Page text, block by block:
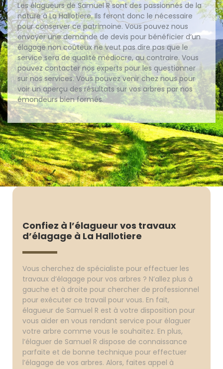
Les élagueurs de Samuel R sont des passionnés de la
nature à La Hallotiere. Ils feront donc le nécessaire
pour conserver ce patrimoine. Vous pouvez nous
envoyer une demande de devis pour bénéficier d’un
élagage non coûteux ne veut pas dire pas que le
service sera de qualité médiocre, au contraire. Vous
pouvez contacter nos experts pour les questionner
sur nos services. Vous pouvez venir chez nous pour
voir un aperçu des résultats sur vos arbres par nos
émondeurs bien formés.
Confiez à l’élagueur vos travaux
d’élagage à La Hallotiere
Vous cherchez de spécialiste pour effectuer les
travaux d’élagage pour vos arbres ? N’allez plus à
gauche et à droite pour chercher de professionnel
pour exécuter ce travail pour vous. En fait,
élagueur de Samuel R est à votre disposition pour
vous aider en vous rendant service pour élaguer
votre arbre comme vous le souhaitez. En plus,
l’élaguer de Samuel R dispose de connaissance
parfaite et de bonne technique pour effectuer
l’élagage de vos arbres. Alors, faites appel à